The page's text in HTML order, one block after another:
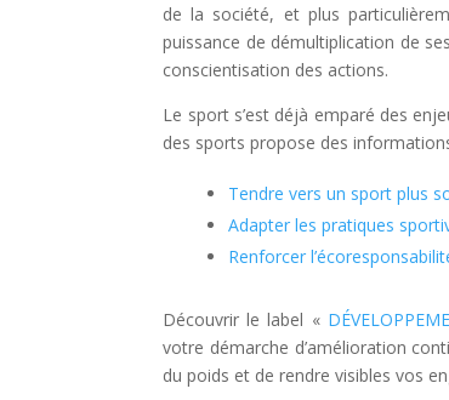
de la société, et plus
puissance de démultiplication de
conscientisation des actions.
Le sport s’est déjà emparé des
des sports propose des
Tendre vers un sport plus
Adapter les pratiques
Renforcer
Découvrir le label «
votre démarche d’amélioration
du poids et de rendre visibles vos